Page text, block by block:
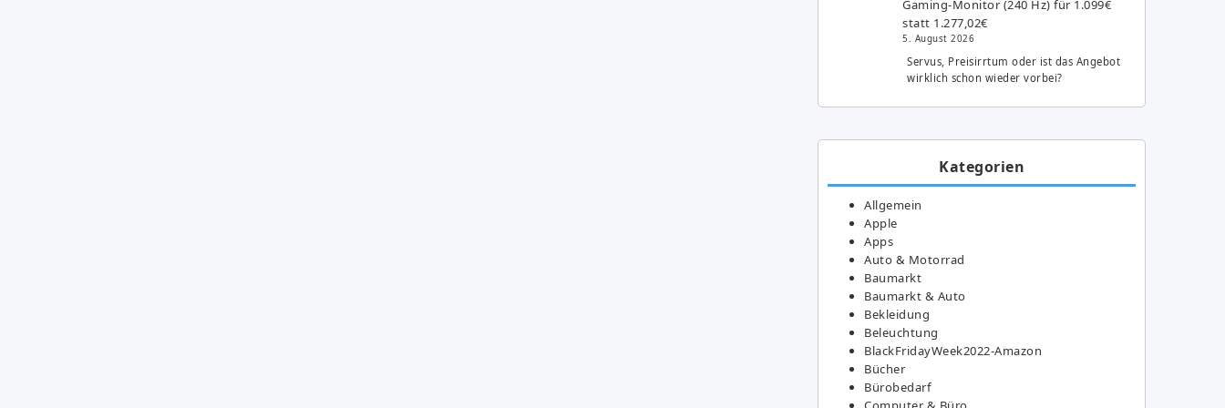
Gaming-Monitor (240 Hz) für 1.099€
statt 1.277,02€
5. August 2026
Servus, Preisirrtum oder ist das Angebot
wirklich schon wieder vorbei?
Kategorien
Allgemein
Apple
Apps
Auto & Motorrad
Baumarkt
Baumarkt & Auto
Bekleidung
Beleuchtung
BlackFridayWeek2022-Amazon
Bücher
Bürobedarf